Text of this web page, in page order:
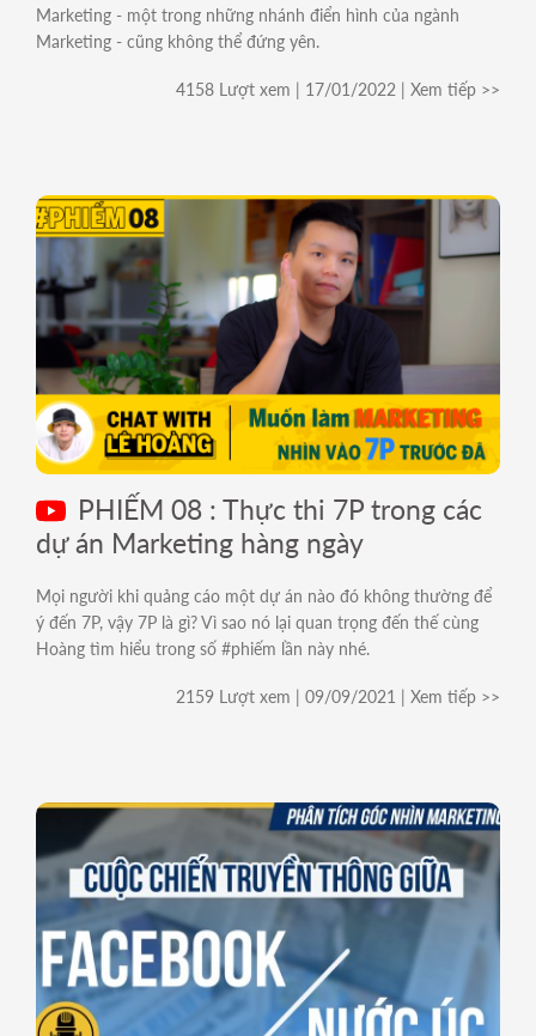
Marketing - một trong những nhánh điển hình của ngành
Marketing - cũng không thể đứng yên.
4158 Lượt xem | 17/01/2022 | Xem tiếp >>
PHIẾM 08 : Thực thi 7P trong các
dự án Marketing hàng ngày
Mọi người khi quảng cáo một dự án nào đó không thường để
ý đến 7P, vậy 7P là gì? Vì sao nó lại quan trọng đến thế cùng
Hoàng tìm hiểu trong số #phiếm lần này nhé.
2159 Lượt xem | 09/09/2021 | Xem tiếp >>